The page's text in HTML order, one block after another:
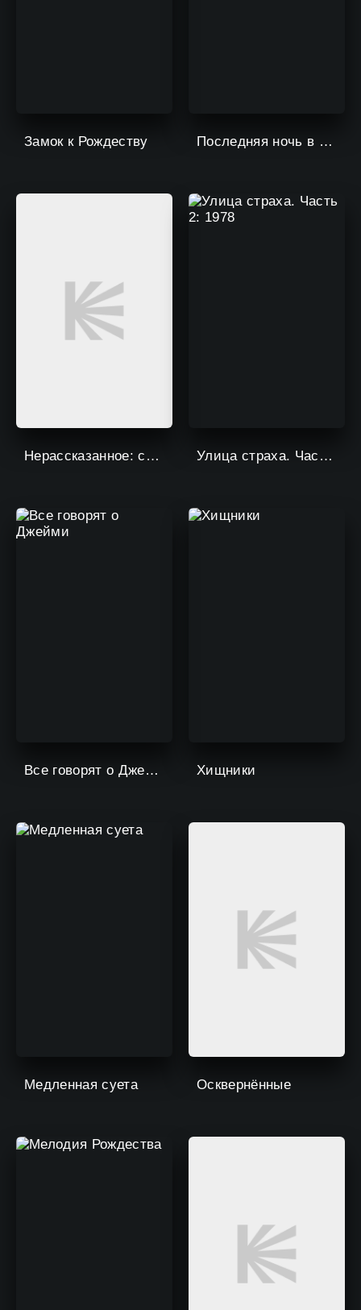
Замок к Рождеству Последняя ночь в Роззи
Нерассказанное: сделка с дьяволом Улица страха. Часть 2: 1978
Все говорят о Джейми Хищники
Медленная суета Осквернённые